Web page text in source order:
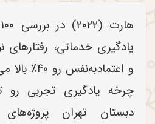
چرخه یادگیری تجربی رو
دبستان تهران